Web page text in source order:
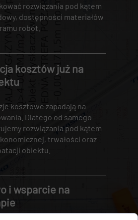
rozwiązania pod kątem
dostępności materiałów
robót.
kosztów już na
kosztowe zapadają na
Dlatego od samego
rozwiązania pod kątem
trwałości oraz
obiektu.
i wsparcie na